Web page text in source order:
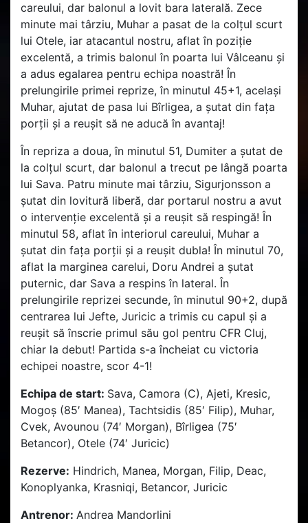
careului, dar balonul a lovit bara laterală. Zece
minute mai târziu, Muhar a pasat de la colțul scurt
lui Otele, iar atacantul nostru, aflat în poziție
excelentă, a trimis balonul în poarta lui Vâlceanu și
a adus egalarea pentru echipa noastră! În
prelungirile primei reprize, în minutul 45+1, același
Muhar, ajutat de pasa lui Bîrligea, a șutat din fața
porții și a reușit să ne aducă în avantaj!
În repriza a doua, în minutul 51, Dumiter a șutat de
la colțul scurt, dar balonul a trecut pe lângă poarta
lui Sava. Patru minute mai târziu, Sigurjonsson a
șutat din lovitură liberă, dar portarul nostru a avut
o intervenție excelentă și a reușit să respingă! În
minutul 58, aflat în interiorul careului, Muhar a
șutat din fața porții și a reușit dubla! În minutul 70,
aflat la marginea carelui, Doru Andrei a șutat
puternic, dar Sava a respins în lateral. În
prelungirile reprizei secunde, în minutul 90+2, după
centrarea lui Jefte, Juricic a trimis cu capul și a
reușit să înscrie primul său gol pentru CFR Cluj,
chiar la debut! Partida s-a încheiat cu victoria
echipei noastre, scor 4-1!
Echipa de start: Sava, Camora (C), Ajeti, Kresic,
Mogoș (85′ Manea), Tachtsidis (85′ Filip), Muhar,
Cvek, Avounou (74′ Morgan), Bîrligea (75′
Betancor), Otele (74′ Juricic)
Rezerve: Hindrich, Manea, Morgan, Filip, Deac,
Konoplyanka, Krasniqi, Betancor, Juricic
Antrenor: Andrea Mandorlini